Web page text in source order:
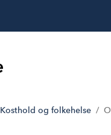
Kosthold og folkehelse